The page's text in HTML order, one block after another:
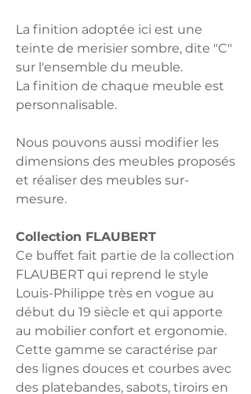
La finition adoptée ici est une
teinte de merisier sombre, dite "C"
sur l'ensemble du meuble.
La finition de chaque meuble est
personnalisable.
Nous pouvons aussi modifier les
dimensions des meubles proposés
et réaliser des meubles sur-
mesure.
Collection FLAUBERT
Ce buffet fait partie de la collection
FLAUBERT qui reprend le style
Louis-Philippe très en vogue au
début du 19 siècle et qui apporte
au mobilier confort et ergonomie.
Cette gamme se caractérise par
des lignes douces et courbes avec
des platebandes, sabots, tiroirs en